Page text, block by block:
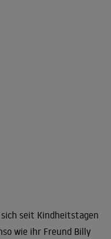
seit Kindheitstagen
wie ihr Freund Billy